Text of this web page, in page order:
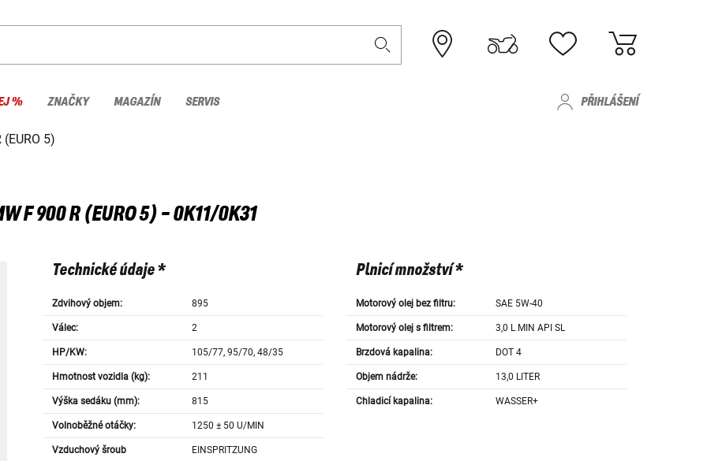
% ZNAČKY MAGAZÍN SERVIS PŘIHLÁŠENÍ
(EURO 5)
F 900 R (EURO 5) - 0K11/0K31
Technické údaje *
Zdvihový objem: 895
Válec: 2
HP/KW: 105/77, 95/70, 48/35
Hmotnost vozidla (kg): 211
Výška sedáku (mm): 815
Volnoběžné otáčky: 1250 ± 50 U/MIN
Vzduchový šroub
EINSPRITZUNG
Plnicí množství *
Motorový olej bez filtru: SAE 5W-40
Motorový olej s filtrem: 3,0 L MIN API SL
Brzdová kapalina: DOT 4
Objem nádrže: 13,0 LITER
Chladicí kapalina: WASSER+